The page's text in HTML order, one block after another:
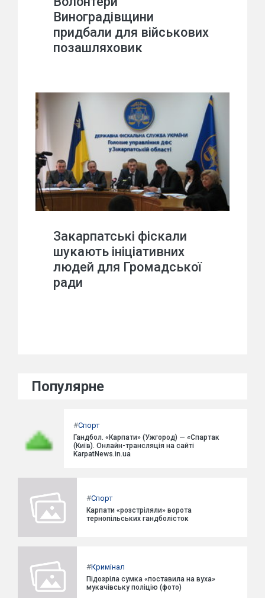
Виноградівщини
придбали для військових
позашляховик
Закарпатські фіскали
шукають ініціативних
людей для Громадської
ради
Популярне
#Спорт
Гандбол. «Карпати» (Ужгород) — «Спартак
(Київ). Онлайн-трансляція на сайті
KarpatNews.in.ua
#Спорт
Карпати «розстріляли» ворота
тернопільських гандболісток
#Кримінал
Підозріла сумка «поставила на вуха»
мукачівську поліцію (фото)